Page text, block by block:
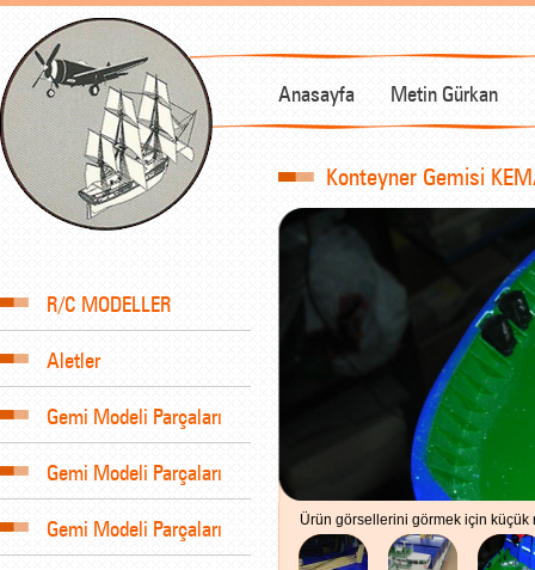
Anasayfa Metin Gürkan
R/C MODELLER
Aletler
Gemi Modeli Parçaları
Gemi Modeli Parçaları
Gemi Modeli Parçaları
Konteyner Gemisi
Ürün görsellerini görmek için küçük